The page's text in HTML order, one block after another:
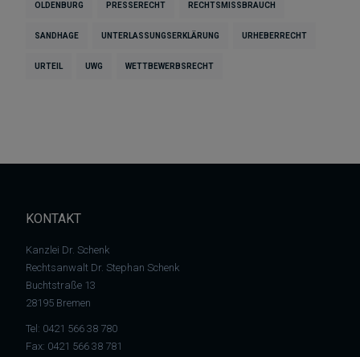
OLDENBURG PRESSERECHT RECHTSMISSBRAUCH
SANDHAGE UNTERLASSUNGSERKLÄRUNG URHEBERRECHT
URTEIL UWG WETTBEWERBSRECHT
KONTAKT
Kanzlei Dr. Schenk
Rechtsanwalt Dr. Stephan Schenk
Buchtstraße 13
28195 Bremen
Tel: 0421 566 38 780
Fax: 0421 566 38 781